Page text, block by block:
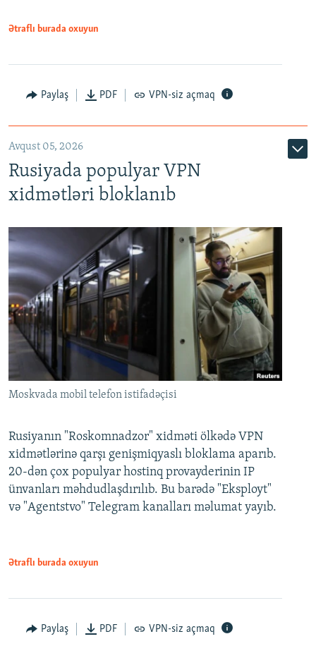
Ətraflı burada oxuyun
Paylaş PDF VPN-siz açmaq
Avqust 05, 2026
Rusiyada populyar VPN
xidmətləri bloklanıb
Moskvada mobil telefon istifadəçisi
Rusiyanın "Roskomnadzor" xidməti ölkədə VPN
xidmətlərinə qarşı genişmiqyaslı bloklama aparıb.
20-dən çox populyar hostinq provayderinin IP
ünvanları məhdudlaşdırılıb. Bu barədə "Eksployt"
və "Agentstvo" Telegram kanalları məlumat yayıb.
Ətraflı burada oxuyun
Paylaş PDF VPN-siz açmaq